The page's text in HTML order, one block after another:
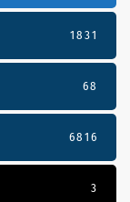
1831
68
6816
3